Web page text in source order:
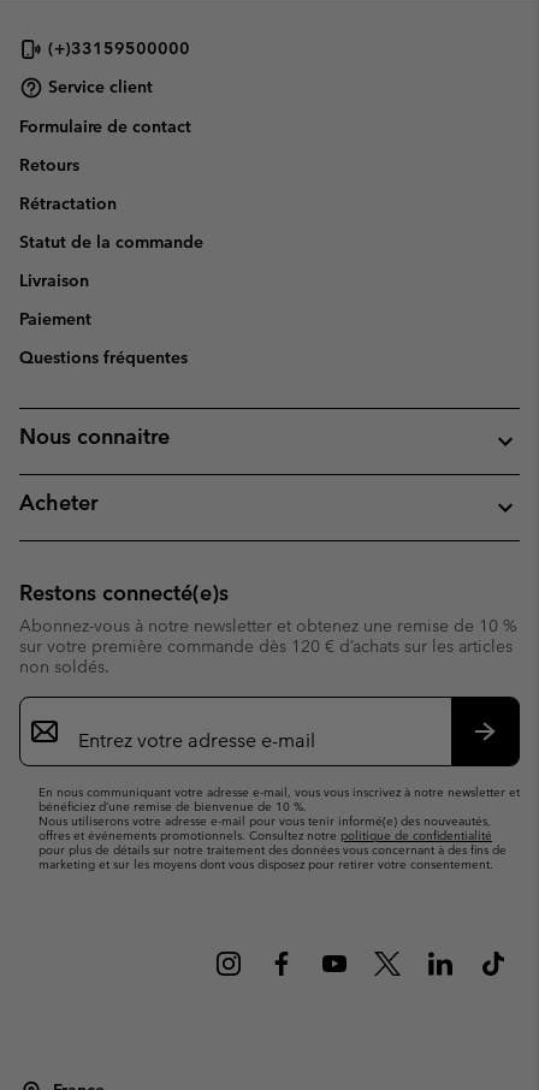
(+)33159500000
Service client
Formulaire de contact
Retours
Rétractation
Statut de la commande
Livraison
Paiement
Questions fréquentes
Nous connaitre
Acheter
Restons connecté(e)s
Abonnez-vous à notre newsletter et obtenez une remise de 10 %
sur votre première commande dès 120 € d’achats sur les articles
non soldés.
Inscription
par
e-
En nous communiquant votre adresse e-mail, vous vous inscrivez à notre newsletter et
bénéficiez d’une remise de bienvenue de 10 %.
Nous utiliserons votre adresse e-mail pour vous tenir informé(e) des nouveautés,
offres et événements promotionnels. Consultez notre politique de confidentialité
pour plus de détails sur notre traitement des données vous concernant à des fins de
marketing et sur les moyens dont vous disposez pour retirer votre consentement.